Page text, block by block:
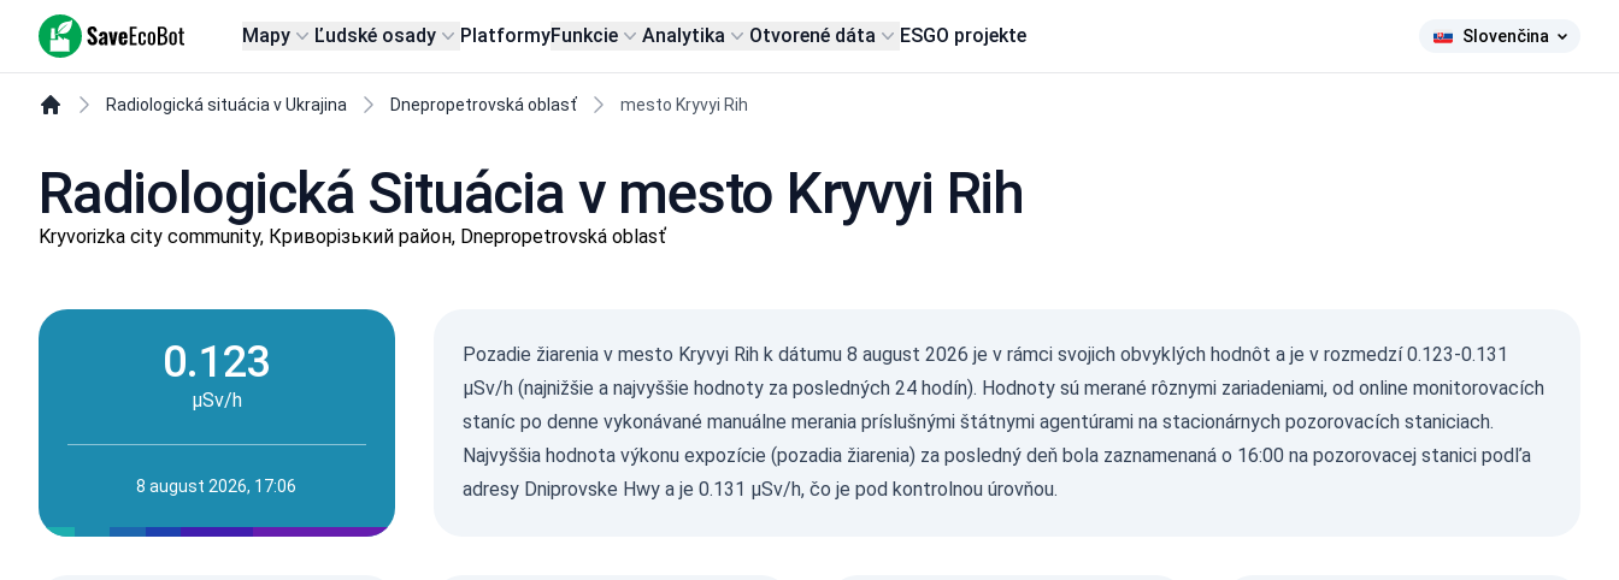
SaveEcoBot Mapy Ľudské osady PlatformyFunkcie Analytika Otvorené dáta ESGO projekte Slovenčina
Radiologická situácia v Ukrajina Dnepropetrovská oblasť mesto Kryvyi Rih
Radiologická Situácia v mesto Kryvyi Rih
Kryvorizka city community, Криворізький район, Dnepropetrovská oblasť
0.123
µSv/h
8 august 2026, 17:06
Pozadie žiarenia v mesto Kryvyi Rih k dátumu 8 august 2026 je v rámci svojich obvyklých hodnôt a je v rozmedzí 0.123-0.131
µSv/h (najnižšie a najvyššie hodnoty za posledných 24 hodín). Hodnoty sú merané rôznymi zariadeniami, od online monitorovacích
staníc po denne vykonávané manuálne merania príslušnými štátnymi agentúrami na stacionárnych pozorovacích staniciach.
Najvyššia hodnota výkonu expozície (pozadia žiarenia) za posledný deň bola zaznamenaná o 16:00 na pozorovacej stanici podľa
adresy Dniprovske Hwy a je 0.131 µSv/h, čo je pod kontrolnou úrovňou.